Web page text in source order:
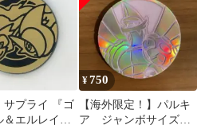
サプライ 『ゴ
エルレイド
¥750
【海外限定！】パルキ
ア ジャンボサイズ